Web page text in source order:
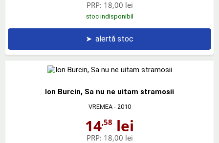
PRP: 18,00 lei
stoc indisponibil
➤ alertă stoc
Ion Burcin, Sa nu ne uitam stramosii
VREMEA- 2010
14,58 lei
PRP: 18,00 lei